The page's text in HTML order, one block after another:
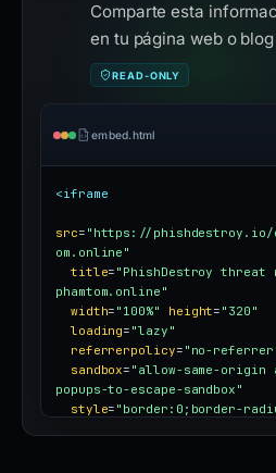
Comparte esta
en tu página web o blog
READ-ONLY
embed.html
<iframe
src= "https://phishdestroy.io/
om.online"
title= "PhishDestroy
phamtom.online"
width= "100%" height= "320"
loading= "lazy"
referrerpolicy= "no-
sandbox= "allow-same-origin
popups-to-escape-sandbox"
style= "border:0;border-